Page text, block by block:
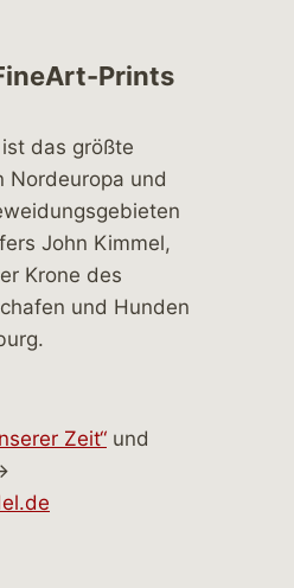
Prints
Zeit“ und